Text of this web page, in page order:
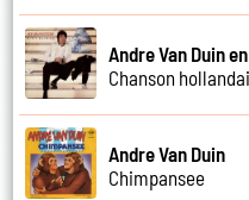
Andre Van Duin
Chanson
Andre Van Duin
Chimpansee